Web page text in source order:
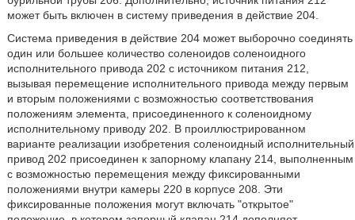
может быть включен в систему приведения в действие 204.
Система приведения в действие 204 может выборочно соединять
один или большее количество соленоидов соленоидного
исполнительного привода 202 с источником питания 212,
вызывая перемещение исполнительного привода между первым
и вторым положениями с возможностью соответствования
положениям элемента, присоединенного к соленоидному
исполнительному приводу 202. В проиллюстрированном
варианте реализации изобретения соленоидный исполнительный
привод 202 присоединен к запорному клапану 214, выполненным
с возможностью перемещения между фиксированными
положениями внутри камеры 220 в корпусе 208. Эти
фиксированные положения могут включать "открытое"